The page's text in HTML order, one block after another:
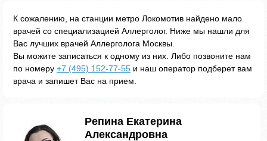
К сожалению, на станции метро Локомотив найдено мало
врачей со специализацией Аллерголог. Ниже мы нашли для
Вас лучших врачей Аллерголога Москвы.
Вы можите записаться к одному из них. Либо позвоните нам
по номеру +7 (495) 152-77-55 и наш оператор подберет вам
врача и запишет Вас на прием.
Репина Екатерина
Александровна